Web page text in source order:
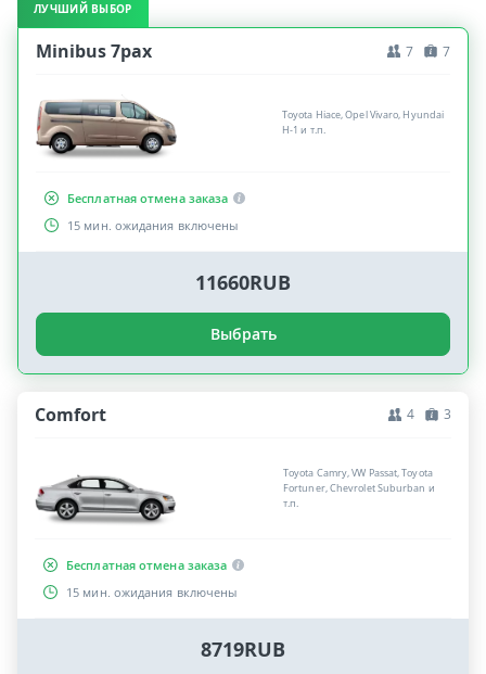
ЛУЧШИЙ ВЫБОР
Minibus 7pax 7 7
Toyota Hiace, Opel Vivaro, Hyundai
H-1 и т.п.
Бесплатная отмена заказа
15 мин. ожидания включены
11660RUB
Выбрать
Comfort 4 3
Toyota Camry, VW Passat, Toyota
Fortuner, Chevrolet Suburban и
т.п.
Бесплатная отмена заказа
15 мин. ожидания включены
8719RUB